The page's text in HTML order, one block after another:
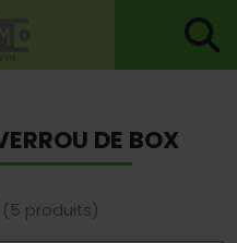
DE BOX
(5 produits)